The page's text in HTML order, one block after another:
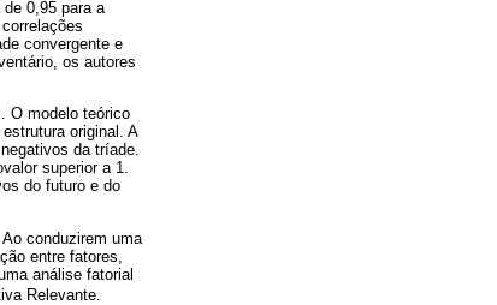
0,95 para a
convergente e
os autores
O modelo teórico
original. A
da tríade.
superior a 1.
do futuro e do
conduzirem uma
entre fatores,
análise fatorial
Relevante.